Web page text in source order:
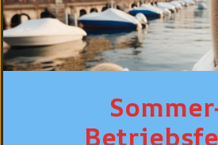
PASSFORM
PFLEGE
PERSÖNLICHE BERATUNG